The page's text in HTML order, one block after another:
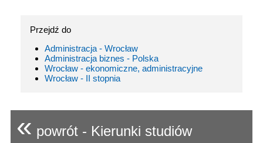
Przejdź do
Administracja - Wrocław
Administracja biznes - Polska
Wrocław - ekonomiczne, administracyjne
Wrocław - II stopnia
« powrót - Kierunki studiów